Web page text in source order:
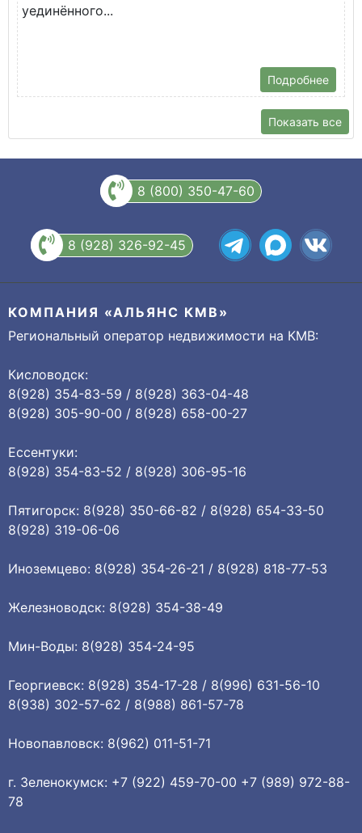
уединённого...
Подробнее
Показать все
8 (800) 350-47-60
8 (928) 326-92-45
КОМПАНИЯ «АЛЬЯНС КМВ»
Региональный оператор недвижимости на КМВ:
Кисловодск:
8(928) 354-83-59 / 8(928) 363-04-48
8(928) 305-90-00 / 8(928) 658-00-27
Ессентуки:
8(928) 354-83-52 / 8(928) 306-95-16
Пятигорск: 8(928) 350-66-82 / 8(928) 654-33-50
8(928) 319-06-06
Иноземцево: 8(928) 354-26-21 / 8(928) 818-77-53
Железноводск: 8(928) 354-38-49
Мин-Воды: 8(928) 354-24-95
Георгиевск: 8(928) 354-17-28 / 8(996) 631-56-10
8(938) 302-57-62 / 8(988) 861-57-78
Новопавловск: 8(962) 011-51-71
г. Зеленокумск: +7 (922) 459-70-00 +7 (989) 972-88-
78